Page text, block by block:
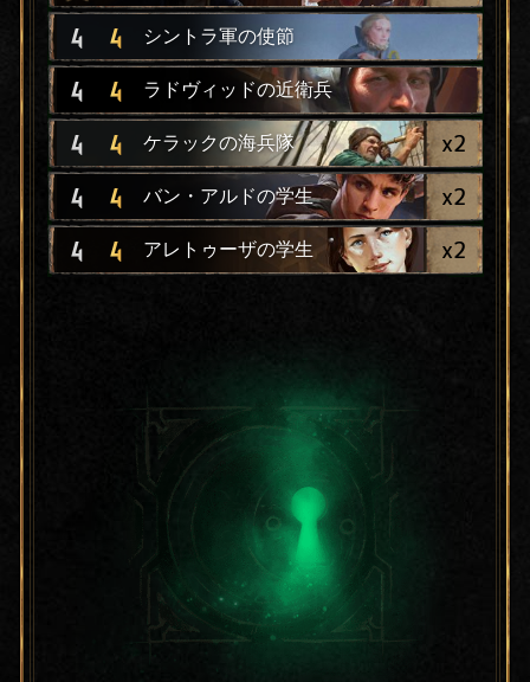
4 4 シントラ軍の使節
4 4 ラドヴィッドの近衛兵
4 4 ケラックの海兵隊 x2
4 4 バン・アルドの学生 x2
4 4 アレトゥーザの学生 x2